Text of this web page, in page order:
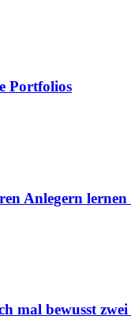
Portfolios
Anlegern
mal bewusst